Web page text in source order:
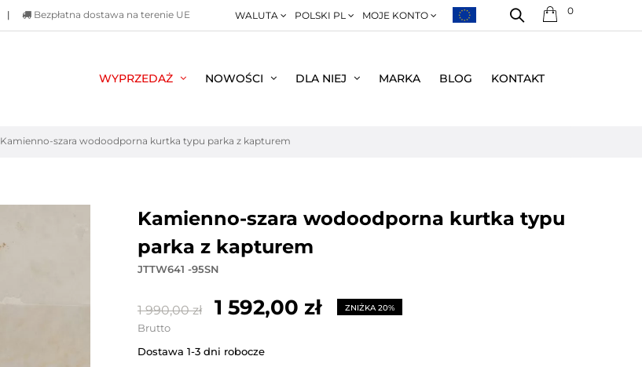
| Bezpłatna dostawa na terenie UE WALUTA POLSKI PL MOJE KONTO 0
WYPRZEDAŻ NOWOŚCI DLA NIEJ MARKA BLOG KONTAKT
Kamienno-szara wodoodporna kurtka typu parka z kapturem
kamienno-szara wodoodporna kurtka typu
parka z kapturem
JTTW641 -95SN
1 990,00 zł 1 592,00 zł ZNIŻKA 20%
Brutto
Dostawa 1-3 dni robocze